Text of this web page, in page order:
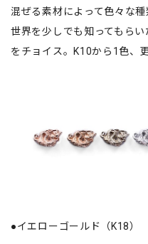
混ぜる素材によって色々な
世界を少しでも知ってもら
をチョイス。K10から1色、
●イエローゴールド（K18）